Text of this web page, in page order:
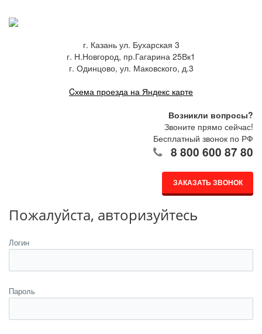
г. Казань ул. Бухарская 3
г. Н.Новгород, пр.Гагарина 25Вк1
г. Одинцово, ул. Маковского, д.3
Cхема проезда на Яндекс карте
Возникли вопросы?
Звоните прямо сейчас!
Бесплатный звонок по РФ
8 800 600 87 80
ЗАКАЗАТЬ ЗВОНОК
Пожалуйста, авторизуйтесь
Логин
Пароль